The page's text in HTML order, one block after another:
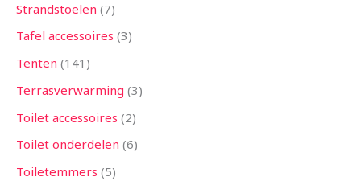
Strandstoelen 7
Tafel accessoires 3
Tenten 141
Terrasverwarming 3
Toilet accessoires 2
Toilet onderdelen 6
Toiletemmers 5